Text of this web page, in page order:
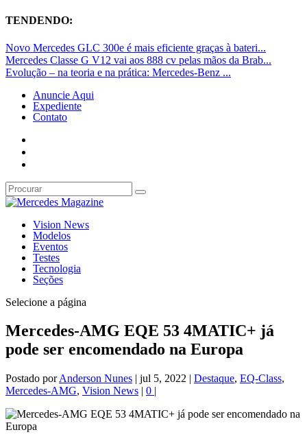
TENDENDO:
Novo Mercedes GLC 300e é mais eficiente graças à bateri...
Mercedes Classe G V12 vai aos 888 cv pelas mãos da Brab...
Evolução – na teoria e na prática: Mercedes-Benz ...
Anuncie Aqui
Expediente
Contato
Vision News
Modelos
Eventos
Testes
Tecnologia
Seções
Selecione a página
Mercedes-AMG EQE 53 4MATIC+ já
pode ser encomendado na Europa
Postado porAnderson Nunes | jul 5, 2022 | Destaque, EQ-Class,
Mercedes-AMG, Vision News | 0 |